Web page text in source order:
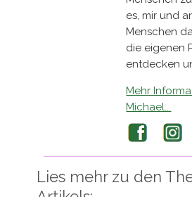
es, mir und
Menschen
die eigenen
entdecken
Mehr
Michael...
Facebook
Lies mehr zu den